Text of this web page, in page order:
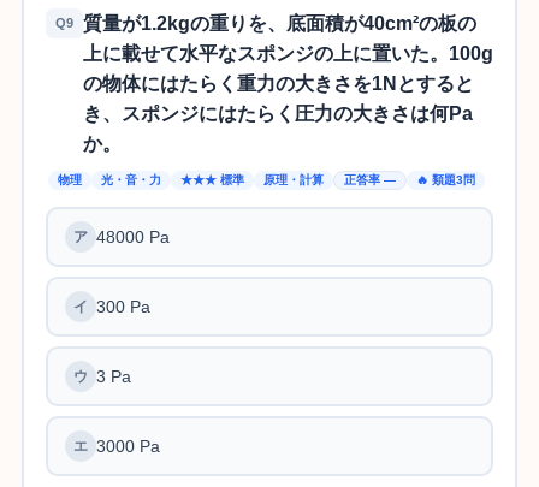
Q9
質量が1.2kgの重りを、底面積が40cm²の板の
上に載せて水平なスポンジの上に置いた。100g
の物体にはたらく重力の大きさを1Nとすると
き、スポンジにはたらく圧力の大きさは何Pa
か。
物理 光・音・力 ★★★ 標準 原理・計算 正答率 — 🔥 類題3問
48000 Pa
300 Pa
3 Pa
3000 Pa